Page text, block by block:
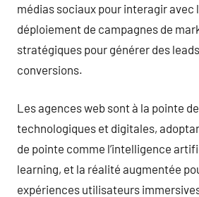
médias sociaux pour interagir avec
déploiement de campagnes de
stratégiques pour générer des
conversions.
Les agences web sont à la pointe
technologiques et digitales,
de pointe comme l’intelligence
learning, et la réalité augmentée
expériences utilisateurs